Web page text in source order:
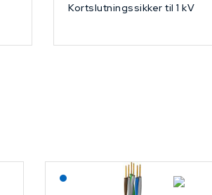
Kortslutningssikker til 1 kV
Lagerført: NEK Kabel